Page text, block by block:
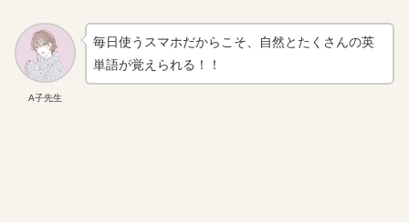
A子先生
毎日使うスマホだからこそ、自然とたくさんの英
単語が覚えられる！！